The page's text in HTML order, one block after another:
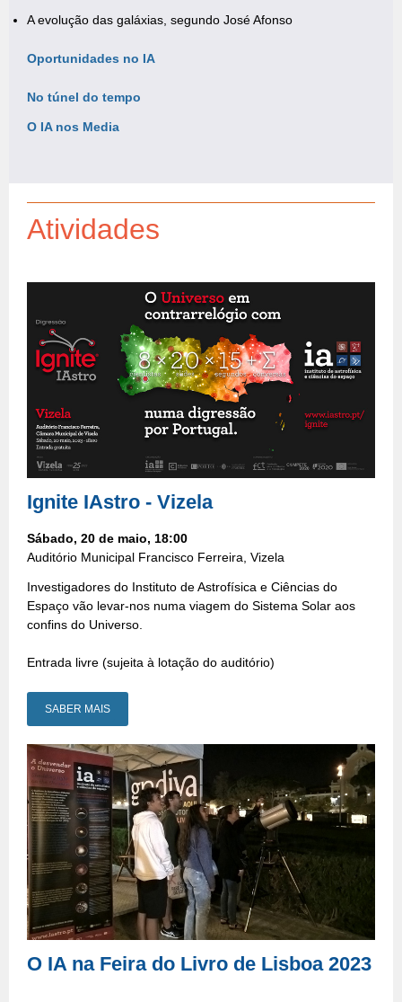
A evolução das galáxias, segundo José Afonso
Oportunidades no IA
No túnel do tempo
O IA nos Media
Atividades
Ignite IAstro - Vizela
Sábado, 20 de maio, 18:00
Auditório Municipal Francisco Ferreira, Vizela
Investigadores do Instituto de Astrofísica e Ciências do
Espaço vão levar-nos numa viagem do Sistema Solar aos
confins do Universo.
Entrada livre (sujeita à lotação do auditório)
SABER MAIS
O IA na Feira do Livro de Lisboa 2023